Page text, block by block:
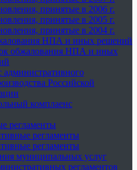
принятые в 2006 г.
принятые в 2005 г.
принятые в 2004 г.
НПА и иных решений
обжалования НПА и иных
административного
Российской
комплаенс
регламенты
регламенты
регламенты
муниципальных услуг
регламентов